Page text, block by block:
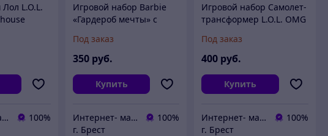
L.O.L.
Интернет- магазин O'кей маркет
100%
Игровой набор Barbie
«Гардероб мечты» с
GBK10
Под заказ
350 руб.
Купить
Интернет- магазин O'кей маркет
100%
г. Брест
Игровой набор Самолет-
трансформер L.O.L. OMG
Под заказ
400 руб.
Купить
Интернет- магазин O'кей маркет
100%
г. Брест